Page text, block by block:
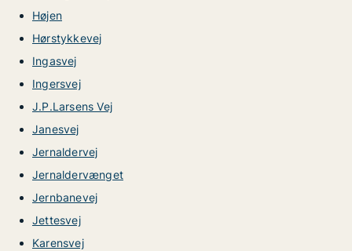
Højen
Hørstykkevej
Ingasvej
Ingersvej
J.P.Larsens Vej
Janesvej
Jernaldervej
Jernaldervænget
Jernbanevej
Jettesvej
Karensvej